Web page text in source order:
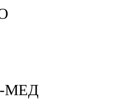
МЕД